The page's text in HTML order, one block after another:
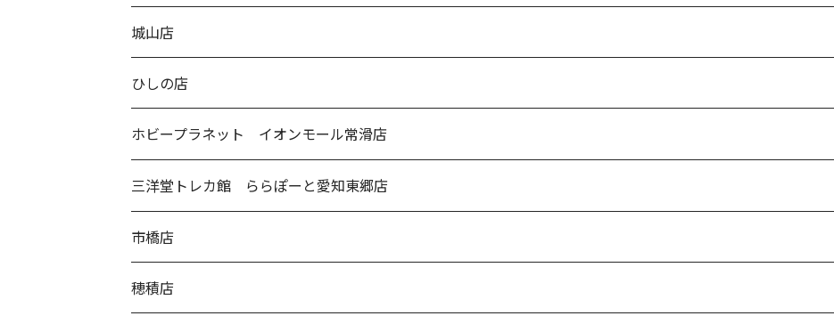
城山店
ひしの店
ホビープラネット イオンモール常滑店
三洋堂トレカ館 ららぽーと愛知東郷店
市橋店
穂積店